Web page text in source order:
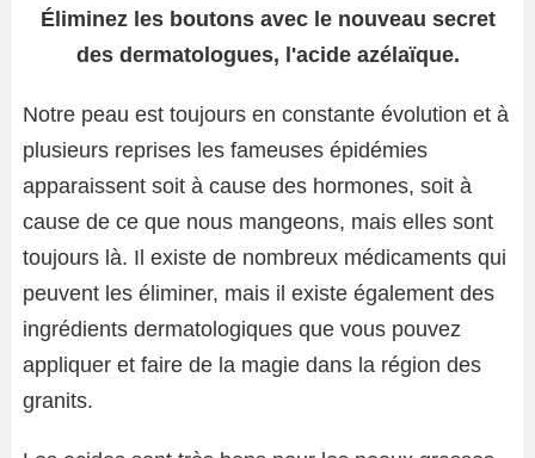
Éliminez les boutons avec le nouveau secret
des dermatologues, l'acide azélaïque.
Notre peau est toujours en constante évolution et à
plusieurs reprises les fameuses épidémies
apparaissent soit à cause des hormones, soit à
cause de ce que nous mangeons, mais elles sont
toujours là. Il existe de nombreux médicaments qui
peuvent les éliminer, mais il existe également des
ingrédients dermatologiques que vous pouvez
appliquer et faire de la magie dans la région des
granits.